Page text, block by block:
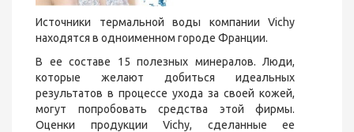
Источники термальной воды компании Vichy
находятся в одноименном городе Франции.
В ее составе 15 полезных минералов. Люди,
которые желают добиться идеальных
результатов в процессе ухода за своей кожей,
могут попробовать средства этой фирмы.
Оценки продукции Vichy, сделанные ее